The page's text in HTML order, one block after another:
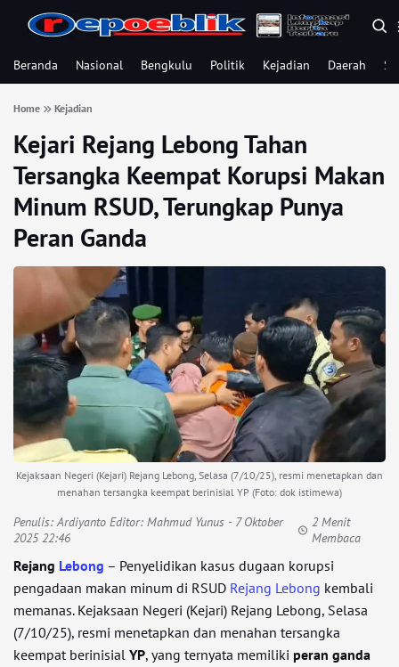
Beranda Nasional Bengkulu Politik Kejadian Daerah
Home Kejadian
Kejari Rejang Lebong Tahan
Tersangka Keempat Korupsi Makan
Minum RSUD, Terungkap Punya
Peran Ganda
Kejaksaan Negeri (Kejari) Rejang Lebong, Selasa (7/10/25), resmi menetapkan dan
menahan tersangka keempat berinisial YP (Foto: dok istimewa)
Penulis:Ardiyanto Editor: Mahmud Yunus - 7 Oktober
2025 22:46
2 Menit
Membaca
Rejang Lebong – Penyelidikan kasus dugaan korupsi
pengadaan makan minum di RSUD Rejang Lebong kembali
memanas. Kejaksaan Negeri (Kejari) Rejang Lebong, Selasa
(7/10/25), resmi menetapkan dan menahan tersangka
keempat berinisial YP, yang ternyata memiliki peran ganda